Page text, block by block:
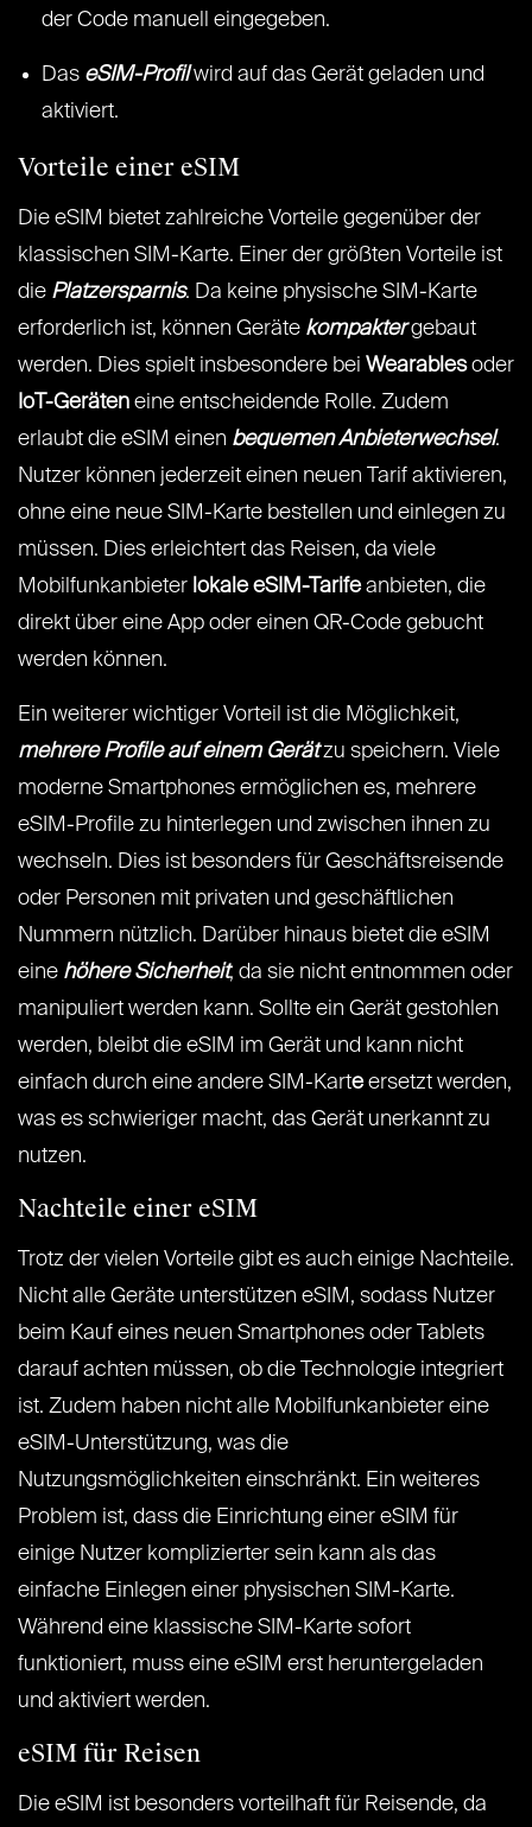
der Code manuell eingegeben.
Das eSIM-Profilwird auf das Gerät geladen und
aktiviert.
Vorteile einer eSIM
Die eSIM bietet zahlreiche Vorteile gegenüber der
klassischen SIM-Karte. Einer der größten Vorteile ist
die Platzersparnis. Da keine physische SIM-Karte
erforderlich ist, können Geräte kompakter gebaut
werden. Dies spielt insbesondere bei Wearablesoder
IoT-Geräten eine entscheidende Rolle. Zudem
erlaubt die eSIM einen bequemen Anbieterwechsel.
Nutzer können jederzeit einen neuen Tarif aktivieren,
ohne eine neue SIM-Karte bestellen und einlegen zu
müssen. Dies erleichtert das Reisen, da viele
Mobilfunkanbieter lokale eSIM-Tarifeanbieten, die
direkt über eine App oder einen QR-Code gebucht
werden können.
Ein weiterer wichtiger Vorteil ist die Möglichkeit,
mehrere Profile auf einem Gerätzu speichern. Viele
moderne Smartphones ermöglichen es, mehrere
eSIM-Profile zu hinterlegen und zwischen ihnen zu
wechseln. Dies ist besonders für Geschäftsreisende
oder Personen mit privaten und geschäftlichen
Nummern nützlich. Darüber hinaus bietet die eSIM
eine höhere Sicherheit, da sie nicht entnommen oder
manipuliert werden kann. Sollte ein Gerät gestohlen
werden, bleibt die eSIM im Gerät und kann nicht
einfach durch eine andere SIM-Karteersetzt werden,
was es schwieriger macht, das Gerät unerkannt zu
nutzen.
Nachteile einer eSIM
Trotz der vielen Vorteile gibt es auch einige Nachteile.
Nicht alle Geräte unterstützen eSIM, sodass Nutzer
beim Kauf eines neuen Smartphones oder Tablets
darauf achten müssen, ob die Technologie integriert
ist. Zudem haben nicht alle Mobilfunkanbieter eine
eSIM-Unterstützung, was die
Nutzungsmöglichkeiten einschränkt. Ein weiteres
Problem ist, dass die Einrichtung einer eSIM für
einige Nutzer komplizierter sein kann als das
einfache Einlegen einer physischen SIM-Karte.
Während eine klassische SIM-Karte sofort
funktioniert, muss eine eSIM erst heruntergeladen
und aktiviert werden.
eSIM für Reisen
Die eSIM ist besonders vorteilhaft für Reisende, da